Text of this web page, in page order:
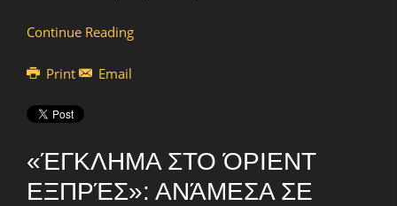
Continue Reading
Print Email
«ΈΓΚΛΗΜΑ ΣΤΟ ΌΡΙΕΝΤ
ΕΞΠΡΈΣ»: ΑΝΆΜΕΣΑ ΣΕ